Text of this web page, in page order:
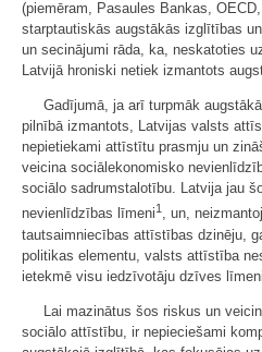
(piemēram, Pasaules Bankas,
starptautiskās augstākās izglītības
un secinājumi rāda, ka, neskatoties
Latvijā hroniski netiek izmantots
Gadījumā, ja arī turpmāk
pilnībā izmantots, Latvijas valsts
nepietiekami attīstītu prasmju un
veicina sociālekonomisko
sociālo sadrumstalotību. Latvija jau
nevienlīdzības līmeni1 , un,
tautsaimniecības attīstības dzinēju,
politikas elementu, valsts attīstība
ietekmē visu iedzīvotāju dzīves līmeni.
Lai mazinātus šos riskus un
sociālo attīstību, ir nepieciešami